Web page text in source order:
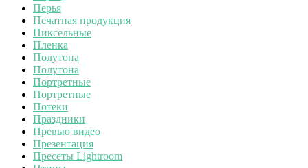
Перья
Печатная продукция
Пиксельные
Пленка
Полутона
Полутона
Портретные
Портретные
Потеки
Праздники
Превью видео
Презентация
Пресеты Lightroom